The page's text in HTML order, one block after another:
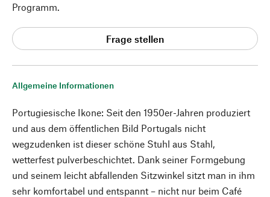
Allgemeine Informationen
Portugiesische Ikone: Seit den 1950er-Jahren produziert
und aus dem öffentlichen Bild Portugals nicht
wegzudenken ist dieser schöne Stuhl aus Stahl,
wetterfest pulverbeschichtet. Dank seiner Formgebung
und seinem leicht abfallenden Sitzwinkel sitzt man in ihm
sehr komfortabel und entspannt – nicht nur beim Café
Programm.
Frage stellen